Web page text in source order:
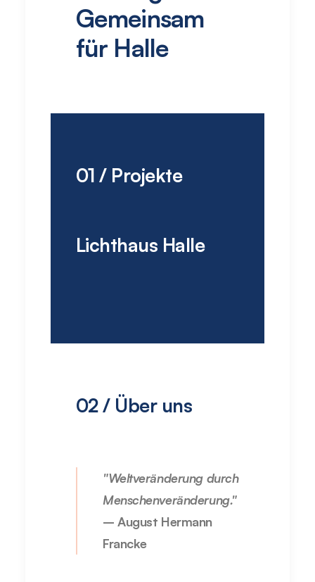
Gemeinsam
für Halle
01 / Projekte
Lichthaus Halle
02 / Über uns
"Weltveränderung durch
Menschenveränderung."
– August Hermann
Francke